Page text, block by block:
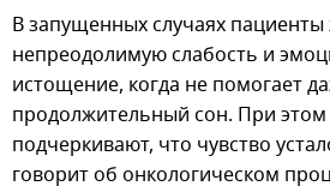
В запущенных случаях
непреодолимую слабость и
истощение, когда не помогает
продолжительный сон. При
подчеркивают, что чувство
говорит об онкологическом